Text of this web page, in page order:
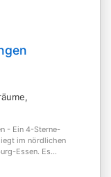
- Ein 4-Sterne-
im nördlichen
Essen. Es...